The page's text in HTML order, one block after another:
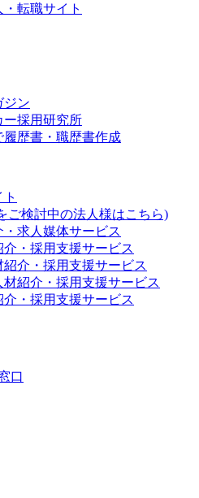
転職サイト
ジン
ー採用研究所
歴書・職歴書作成
ご検討中の法人様はこちら)
・求人媒体サービス
・採用支援サービス
介・採用支援サービス
紹介・採用支援サービス
・採用支援サービス
口